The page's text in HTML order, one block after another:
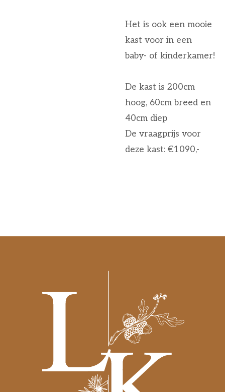
Het is ook een mooie
kast voor in een
baby- of kinderkamer!
De kast is 200cm
hoog, 60cm breed en
40cm diep
De vraagprijs voor
deze kast: €1090,-